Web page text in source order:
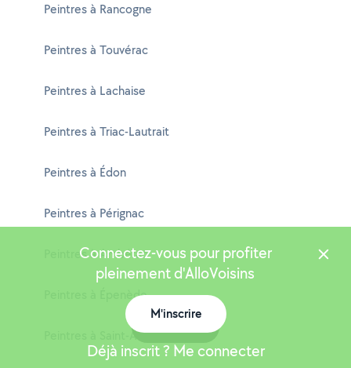
Peintres à Rancogne
Peintres à Touvérac
Peintres à Lachaise
Peintres à Triac-Lautrait
Peintres à Édon
Peintres à Pérignac
Peintres à Ambérac
Peintres à Épenède
Peintres à Saint-Avit
Connectez-vous pour profiter
pleinement d'AlloVoisins
M'inscrire
Déjà inscrit ? Me connecter